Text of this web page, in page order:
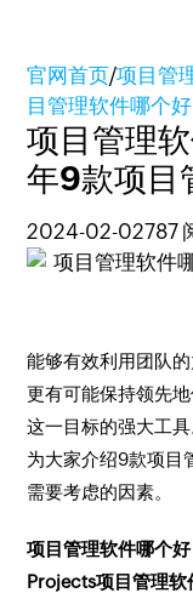
官网首页/项目管
目管理软件哪个
项目管理
年9款项目
2024-02-02787
能够有效利用团队
更有可能保持领先
这一目标的强大工
为大家介绍9款项目
需要考虑的因素。
项目管理软件哪个
Projects项目管理软